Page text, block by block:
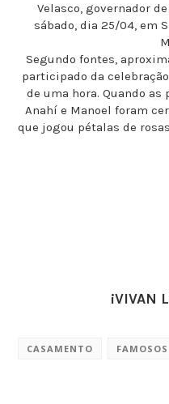
Velasco, governador
sábado, dia 25/04, em
Segundo fontes,
participado da
de uma hora. Quando
Anahí e Manoel foram
que jogou pétalas de
¡VIVAN
CASAMENTO FAMOSOS